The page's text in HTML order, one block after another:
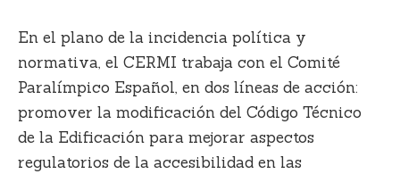
En el plano de la incidencia política y
normativa, el CERMI trabaja con el Comité
Paralímpico Español, en dos líneas de acción:
promover la modificación del Código Técnico
de la Edificación para mejorar aspectos
regulatorios de la accesibilidad en las